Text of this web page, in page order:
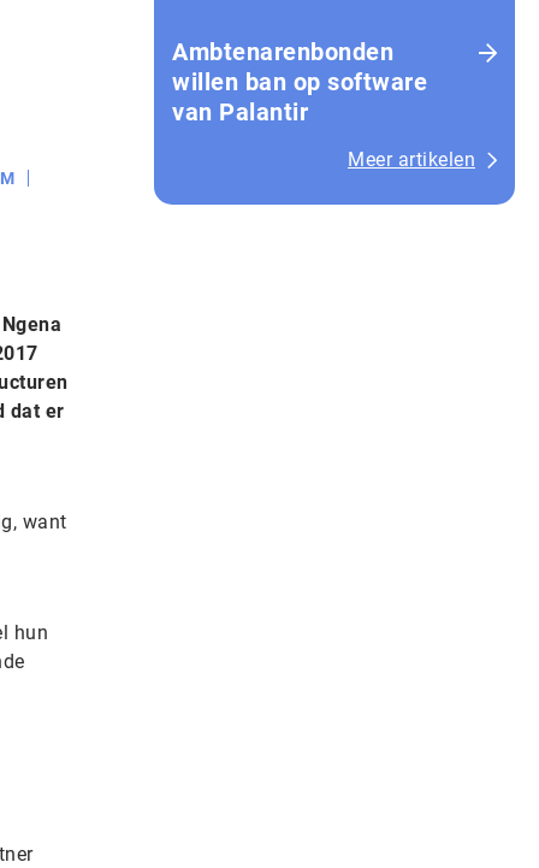
dat er
want
hun
Amb­te­na­ren­bon­den
willen ban op software
van Palantir
Meer artikelen